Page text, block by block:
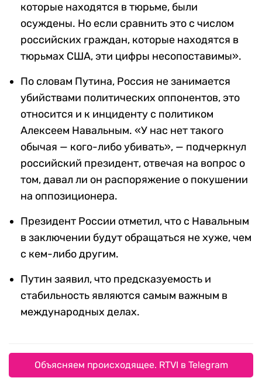
которые находятся в тюрьме, были
осуждены. Но если сравнить это с числом
российских граждан, которые находятся в
тюрьмах США, эти цифры несопоставимы».
По словам Путина, Россия не занимается
убийствами политических оппонентов, это
относится и к инциденту с политиком
Алексеем Навальным. «У нас нет такого
обычая — кого-либо убивать», — подчеркнул
российский президент, отвечая на вопрос о
том, давал ли он распоряжение о покушении
на оппозиционера.
Президент России отметил, что с Навальным
в заключении будут обращаться не хуже, чем
с кем-либо другим.
Путин заявил, что предсказуемость и
стабильность являются самым важным в
международных делах.
Объясняем происходящее. RTVI в Telegram